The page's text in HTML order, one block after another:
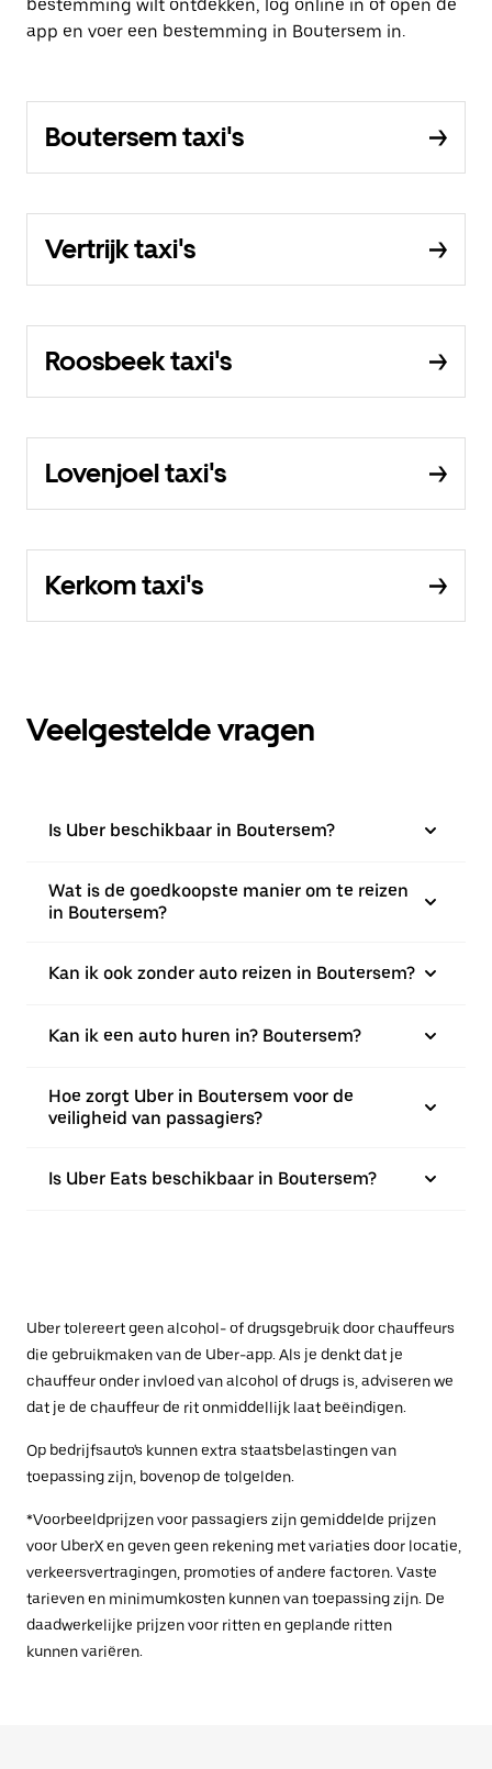
bestemming wilt ontdekken, log online in of open de
app en voer een bestemming in Boutersem in.
Boutersem taxi's
Vertrijk taxi's
Roosbeek taxi's
Lovenjoel taxi's
Kerkom taxi's
Veelgestelde vragen
Is Uber beschikbaar in Boutersem?
Wat is de goedkoopste manier om te reizen
in Boutersem?
Kan ik ook zonder auto reizen in Boutersem?
Kan ik een auto huren in? Boutersem?
Hoe zorgt Uber in Boutersem voor de
veiligheid van passagiers?
Is Uber Eats beschikbaar in Boutersem?
Uber tolereert geen alcohol- of drugsgebruik door chauffeurs
die gebruikmaken van de Uber-app. Als je denkt dat je
chauffeur onder invloed van alcohol of drugs is, adviseren we
dat je de chauffeur de rit onmiddellijk laat beëindigen.
Op bedrijfsauto's kunnen extra staatsbelastingen van
toepassing zijn, bovenop de tolgelden.
*Voorbeeldprijzen voor passagiers zijn gemiddelde prijzen
voor UberX en geven geen rekening met variaties door locatie,
verkeersvertragingen, promoties of andere factoren. Vaste
tarieven en minimumkosten kunnen van toepassing zijn. De
daadwerkelijke prijzen voor ritten en geplande ritten
kunnen variëren.